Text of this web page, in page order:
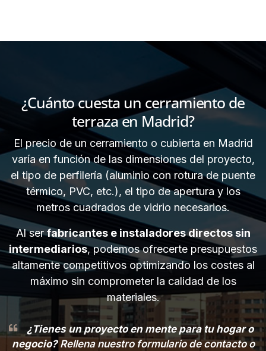
¿Cuánto cuesta un cerramiento de
terraza en Madrid?
El precio de un cerramiento o cubierta en Madrid
varía en función de las dimensiones del proyecto,
el tipo de perfilería (aluminio con rotura de puente
térmico, PVC, etc.), el tipo de apertura y los
metros cuadrados de vidrio necesarios.
Al serfabricantes e instaladores directos sin
intermediarios, podemos ofrecerte presupuestos
altamente competitivos optimizando los costes al
máximo sin comprometer la calidad de los
materiales.
¿Tienes un proyecto en mente para tu hogar o
negocio?Rellena nuestro formulario de contacto o